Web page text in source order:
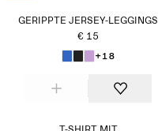
GERIPPTE JERSEY-LEGGINGS
€ 15
+18